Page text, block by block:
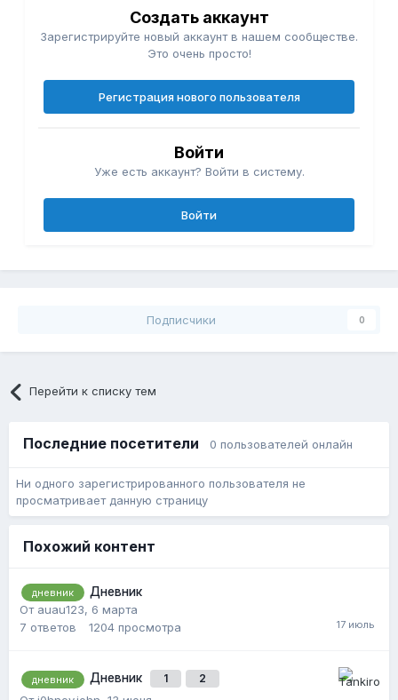
Создать аккаунт
Зарегистрируйте новый аккаунт в нашем сообществе.
Это очень просто!
Регистрация нового пользователя
Войти
Уже есть аккаунт? Войти в систему.
Войти
Подписчики 0
Перейти к списку тем
Последние посетители 0 пользователей онлайн
Ни одного зарегистрированного пользователя не
просматривает данную страницу
Похожий контент
дневник
Дневник
От auau123, 6 марта
7 ответов 1204 просмотра
дневник Дневник 1 2